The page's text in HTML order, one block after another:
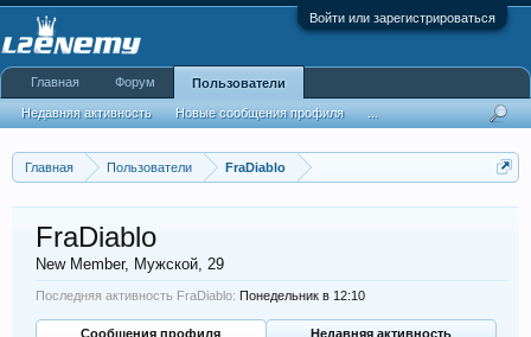
Войти или зарегистрироваться
Главная Пользователи FraDiablo
FraDiablo
New Member, Мужской, 29
Последняя активность FraDiablo: Понедельник в 12:10
Сообщения профиля
Недавняя активность
Главная Форум Пользователи
Недавняя активность Новые сообщения профиля